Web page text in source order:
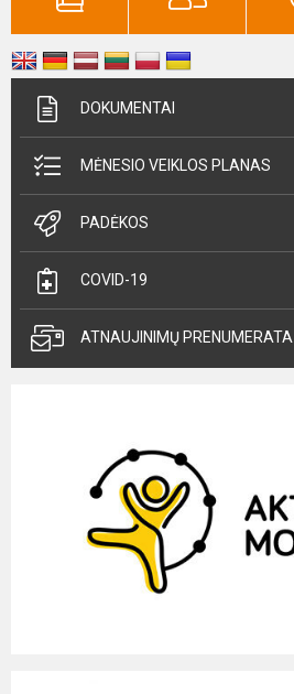
DOKUMENTAI
MĖNESIO VEIKLOS PLANAS
PADĖKOS
COVID-19
ATNAUJINIMŲ PRENUMERATA